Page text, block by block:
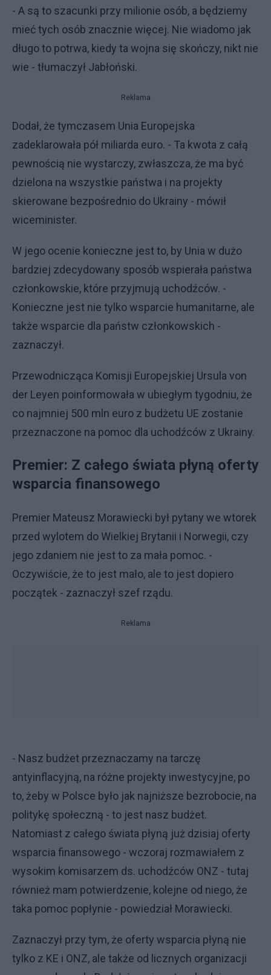
- A są to szacunki przy milionie osób, a będziemy
mieć tych osób znacznie więcej. Nie wiadomo jak
długo to potrwa, kiedy ta wojna się skończy, nikt nie
wie - tłumaczył Jabłoński.
Reklama
Dodał, że tymczasem Unia Europejska
zadeklarowała pół miliarda euro. - Ta kwota z całą
pewnością nie wystarczy, zwłaszcza, że ma być
dzielona na wszystkie państwa i na projekty
skierowane bezpośrednio do Ukrainy - mówił
wiceminister.
W jego ocenie konieczne jest to, by Unia w dużo
bardziej zdecydowany sposób wspierała państwa
członkowskie, które przyjmują uchodźców. -
Konieczne jest nie tylko wsparcie humanitarne, ale
także wsparcie dla państw członkowskich -
zaznaczył.
Przewodnicząca Komisji Europejskiej Ursula von
der Leyen poinformowała w ubiegłym tygodniu, że
co najmniej 500 mln euro z budżetu UE zostanie
przeznaczone na pomoc dla uchodźców z Ukrainy.
Premier: Z całego świata płyną oferty
wsparcia finansowego
Premier Mateusz Morawiecki był pytany we wtorek
przed wylotem do Wielkiej Brytanii i Norwegii, czy
jego zdaniem nie jest to za mała pomoc. -
Oczywiście, że to jest mało, ale to jest dopiero
początek - zaznaczył szef rządu.
Reklama
- Nasz budżet przeznaczamy na tarczę
antyinflacyjną, na różne projekty inwestycyjne, po
to, żeby w Polsce było jak najniższe bezrobocie, na
politykę społeczną - to jest nasz budżet.
Natomiast z całego świata płyną już dzisiaj oferty
wsparcia finansowego - wczoraj rozmawiałem z
wysokim komisarzem ds. uchodźców ONZ - tutaj
również mam potwierdzenie, kolejne od niego, że
taka pomoc popłynie - powiedział Morawiecki.
Zaznaczył przy tym, że oferty wsparcia płyną nie
tylko z KE i ONZ, ale także od licznych organizacji